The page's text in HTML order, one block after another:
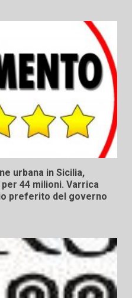
urbana in Sicilia,
44 milioni. Varrica
preferito del governo